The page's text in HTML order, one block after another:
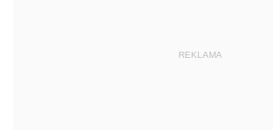
REKLAMA